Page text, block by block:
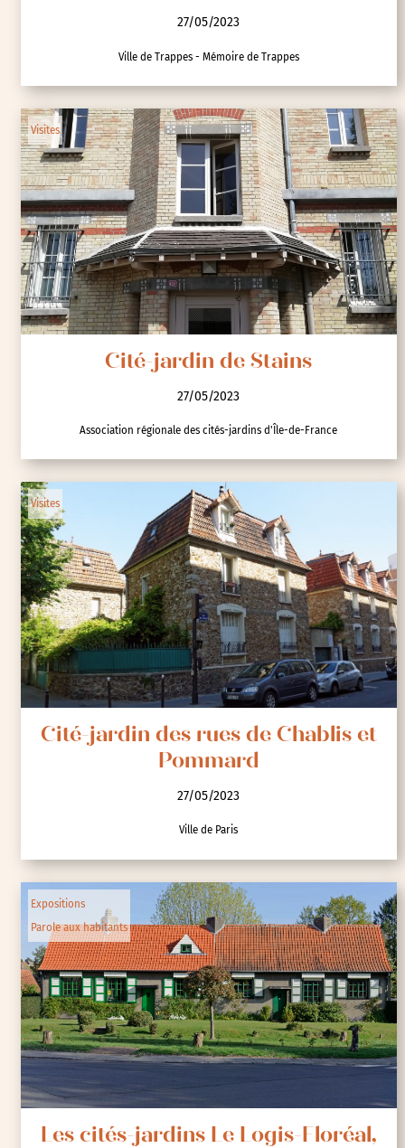
27/05/2023
Ville de Trappes - Mémoire de Trappes
Visites
Cité-jardin de Stains
27/05/2023
Association régionale des cités-jardins d'Île-de-France
Visites
Cité-jardin des rues de Chablis et
Pommard
27/05/2023
Ville de Paris
Expositions
Parole aux habitants
Les cités-jardins Le Logis-Floréal,